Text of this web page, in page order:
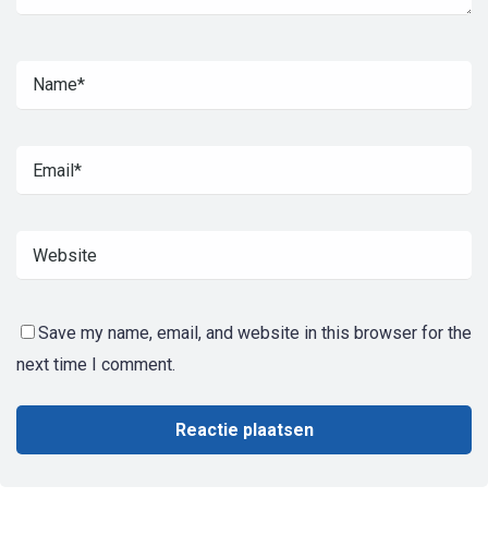
Save my name, email, and website in this browser for the
next time I comment.